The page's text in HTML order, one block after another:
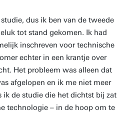
dus ik ben van de tweede
tot stand gekomen. Ik had
inschreven voor technische
echter in een krantje over
Het probleem was alleen dat
afgelopen en ik me niet meer
ik de studie die het dichtst bij zat
technologie – in de hoop om te